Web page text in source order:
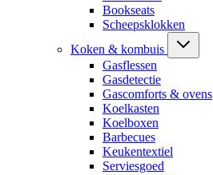
Bookseats
Scheepsklokken
Koken & kombuis
Gasflessen
Gasdetectie
Gascomforts & ovens
Koelkasten
Koelboxen
Barbecues
Keukentextiel
Serviesgoed